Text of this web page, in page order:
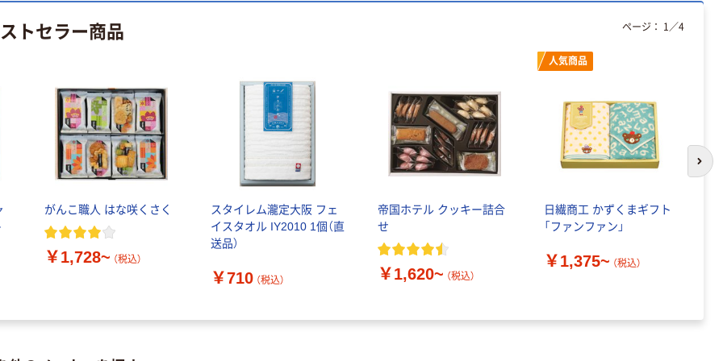
トセラー商品
がんこ職人 はな咲くさく
￥1,728~ （税込）
スタイレム瀧定大阪 フェ
イスタオル IY2010 1個（直
送品）
￥710 （税込）
帝国ホテル クッキー詰合
せ
￥1,620~ （税込）
人気商品
日繊商工 かずくまギフト
「ファンファン」
￥1,375~ （税込）
ページ： 1 ／4
次